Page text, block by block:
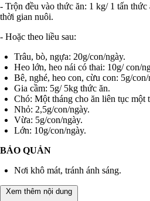
- Trộn đều vào thức ăn: 1 kg/ 1 tấn
thời gian nuôi.
- Hoặc theo liều sau:
Trâu, bò, ngựa: 20g/con/ngày.
Heo lớn, heo nái có thai: 10g/ con/
Bê, nghé, heo con, cừu con: 5g/con/
Gia cầm: 5g/ 5kg thức ăn.
Chó: Một tháng cho ăn liên tục một
Nhỏ: 2,5g/con/ngày.
Vừa: 5g/con/ngày.
Lớn: 10g/con/ngày.
BẢO QUẢN
Nơi khô mát, tránh ánh sáng.
Xem thêm nội dung